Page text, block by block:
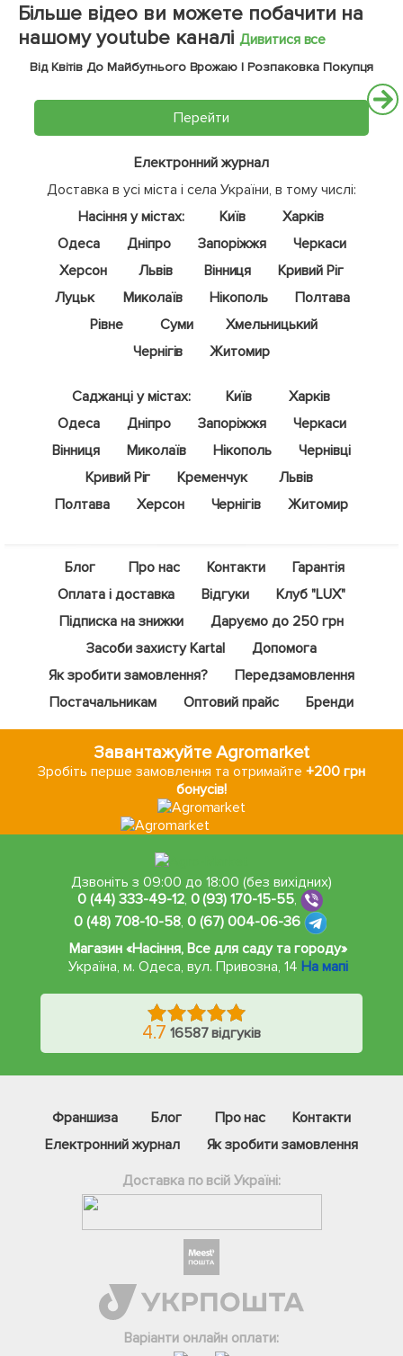
Більше відео ви можете побачити на
нашому youtube каналі Дивитися все
Від Квітів До Майбутнього Врожаю | Розпаковка Покупця
Перейти
Електронний журнал
Доставка в усі міста і села України, в тому числі:
Насіння у містах:
Київ
Харків
Одеса
Дніпро Запоріжжя
Черкаси
Херсон
Львів Вінниця
Кривий Ріг
Луцьк
Миколаїв Нікополь
Полтава
Рівне
Суми
Хмельницький
Чернігів
Житомир
Саджанці у містах: Київ
Харків
Одеса
Дніпро Запоріжжя
Черкаси
Вінниця
Миколаїв Нікополь
Чернівці
Кривий Ріг
Кременчук
Львів
Полтава
Херсон Чернігів Житомир
Блог Про нас Контакти
Гарантія
Оплата і доставка
Відгуки
Клуб "LUX"
Підписка на знижки
Даруємо до 250 грн
Засоби захисту Kartal
Допомога
Як зробити замовлення?
Передзамовлення
Постачальникам
Оптовий прайс Бренди
Завантажуйте Agromarket
Зробіть перше замовлення та отримайте+200 грн
бонусів!
Дзвоніть з 09:00 до 18:00 (без вихідних)
0 (44) 333-49-12, 0 (93) 170-15-55,
0 (48) 708-10-58, 0 (67) 004-06-36
Магазин «Насіння, Все для саду та городу»
Україна, м. Одеса,вул. Привозна, 14 На мапі
4.7 16587 відгуків
Франшиза Блог Про нас
Контакти
Електронний журнал
Як зробити замовлення
Доставка по всій Україні:
Варіанти онлайн оплати:
Телеграм
Вайбер